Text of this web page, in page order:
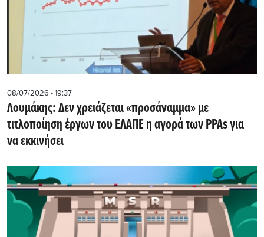
08/07/2026 - 19:37
Λουμάκης: Δεν χρειάζεται «προσάναμμα» με
τιτλοποίηση έργων του ΕΛΑΠΕ η αγορά των PPAs για
να εκκινήσει